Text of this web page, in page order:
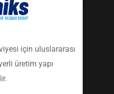
için uluslararası
üretim yapı